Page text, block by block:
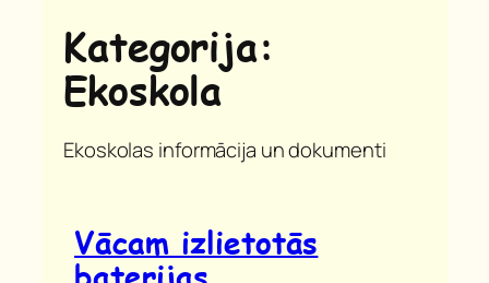
Kategorija:
Ekoskola
Ekoskolas informācija un dokumenti
Vācam izlietotās